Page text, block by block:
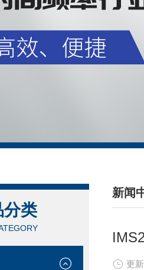
分类
新闻
/
更